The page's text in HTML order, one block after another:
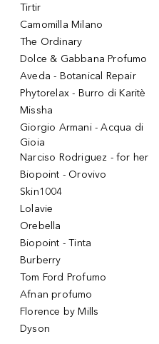
Tirtir
Camomilla Milano
The Ordinary
Dolce & Gabbana Profumo
Aveda - Botanical Repair
Phytorelax - Burro di Karitè
Missha
Giorgio Armani - Acqua di
Gioia
Narciso Rodriguez - for her
Biopoint - Orovivo
Skin1004
Lolavie
Orebella
Biopoint - Tinta
Burberry
Tom Ford Profumo
Afnan profumo
Florence by Mills
Dyson